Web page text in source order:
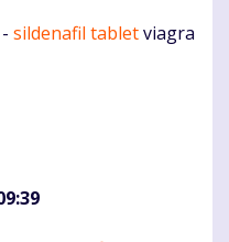
sildenafil tabletviagra